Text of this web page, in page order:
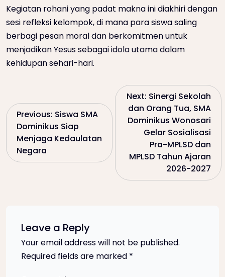
Kegiatan rohani yang padat makna ini diakhiri dengan
sesi refleksi kelompok, di mana para siswa saling
berbagi pesan moral dan berkomitmen untuk
menjadikan Yesus sebagai idola utama dalam
kehidupan sehari-hari.
o
s
Previous: Siswa SMA
Dominikus Siap
Menjaga Kedaulatan
Negara
Next: Sinergi Sekolah
dan Orang Tua, SMA
Dominikus Wonosari
Gelar Sosialisasi
Pra-MPLSD dan
MPLSD Tahun Ajaran
2026-2027
Leave a Reply
Your email address will not be published.
Required fields are marked *